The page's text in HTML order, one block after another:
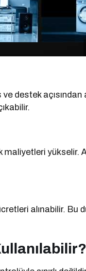
destek
yükselir.
alınabilir.